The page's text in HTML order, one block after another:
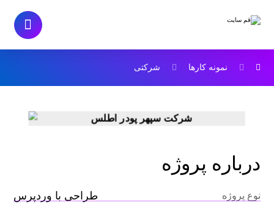
نمونه کارها شرکتی
درباره پروژه
نوع پروژه طراحی با وردپرس